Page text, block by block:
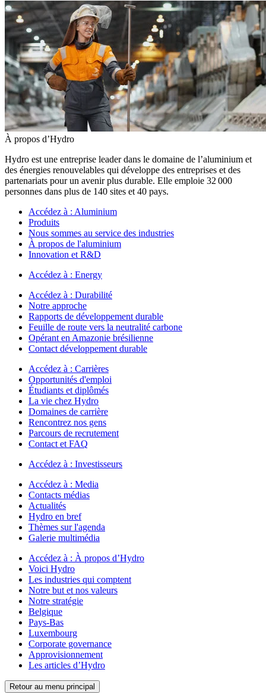
À propos d’Hydro
Hydro est une entreprise leader dans le domaine de l’aluminium et
des énergies renouvelables qui développe des entreprises et des
partenariats pour un avenir plus durable. Elle emploie 32 000
personnes dans plus de 140 sites et 40 pays.
Accédez à : Aluminium
Produits
Nous sommes au service des industries
À propos de l'aluminium
Innovation et R&D
Accédez à : Energy
Accédez à : Durabilité
Notre approche
Rapports de développement durable
Feuille de route vers la neutralité carbone
Opérant en Amazonie brésilienne
Contact développement durable
Accédez à : Carrières
Opportunités d'emploi
Étudiants et diplômés
La vie chez Hydro
Domaines de carrière
Rencontrez nos gens
Parcours de recrutement
Contact et FAQ
Accédez à : Investisseurs
Accédez à : Media
Contacts médias
Actualités
Hydro en bref
Thèmes sur l'agenda
Galerie multimédia
Accédez à : À propos d’Hydro
Voici Hydro
Les industries qui comptent
Notre but et nos valeurs
Notre stratégie
Belgique
Pays-Bas
Luxembourg
Corporate governance
Approvisionnement
Les articles d’Hydro
Retour au menu principal